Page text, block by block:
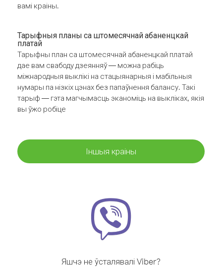
вамі краіны.
Тарыфныя планы са штомесячнай абаненцкай
платай
Тарыфны план са штомесячнай абаненцкай платай
дае вам свабоду дзеянняў — можна рабіць
міжнародныя выклікі на стацыянарныя і мабільныя
нумары па нізкіх цэнах без папаўнення балансу. Такі
тарыф — гэта магчымасць эканоміць на выкліках, якія
вы ўжо робіце
Іншыя краіны
Яшчэ не ўсталявалі Viber?